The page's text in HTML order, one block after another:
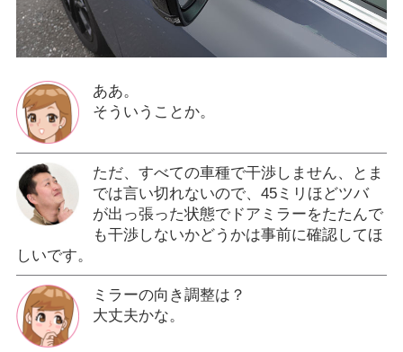
ああ。
そういうことか。
ただ、すべての車種で干渉しません、とま
では言い切れないので、45ミリほどツバ
が出っ張った状態でドアミラーをたたんで
も干渉しないかどうかは事前に確認してほ
しいです。
ミラーの向き調整は？
大丈夫かな。